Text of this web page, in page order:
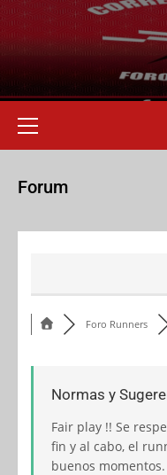
Forum
Foro Runners
Normas y
Fair play !! Se
fin y al cabo, el
buenos